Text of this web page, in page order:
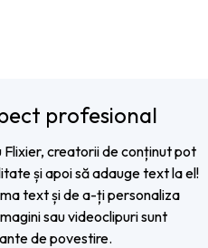
profesional
creatorii de conținut pot
și apoi să adauge text la el!
text și de a-ți personaliza
sau videoclipuri sunt
de povestire.